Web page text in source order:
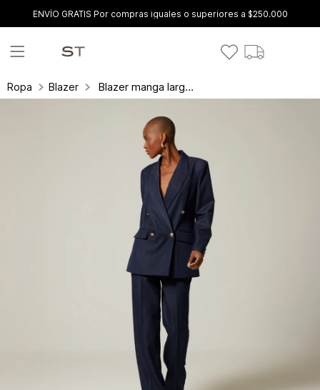
ENVÍO GRATIS Por compras iguales o superiores a $250.000
Ropa Blazer Blazer manga larga cuatro botones